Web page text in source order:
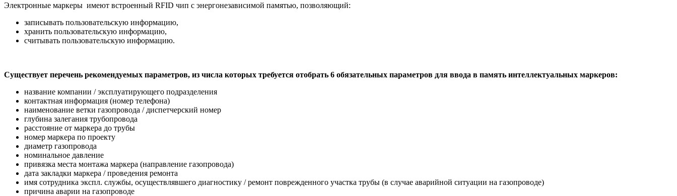
Электронные маркеры имеют встроенный RFID чип с энергонезависимой памятью, позволяющий:
записывать пользовательскую информацию,
хранить пользовательскую информацию,
считывать пользовательскую информацию.
Существует перечень рекомендуемых параметров, из числа которых требуется отобрать 6 обязательных параметров для ввода в память интеллектуальных маркеров:
название компании / эксплуатирующего подразделения
контактная информация (номер телефона)
наименование ветки газопровода / диспетчерский номер
глубина залегания трубопровода
расстояние от маркера до трубы
номер маркера по проекту
диаметр газопровода
номинальное давление
привязка места монтажа маркера (направление газопровода)
дата закладки маркера / проведения ремонта
имя сотрудника экспл. службы, осуществлявшего диагностику / ремонт поврежденного участка трубы (в случае аварийной ситуации на газопроводе)
причина аварии на газопроводе